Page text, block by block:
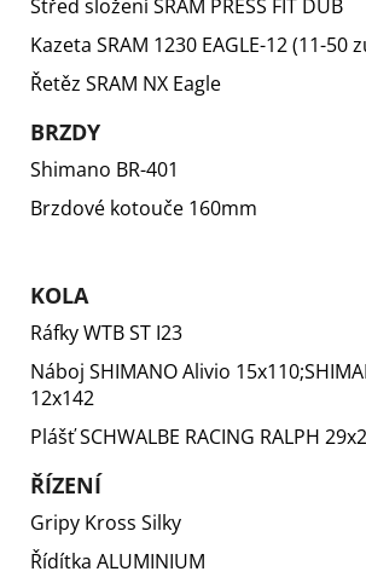
Střed složeníSRAM PRESS FIT DUB
Kazeta SRAM 1230 EAGLE-12 (11-50
Řetěz SRAM NX Eagle
BRZDY
Shimano BR-401
Brzdové kotouče 160mm
KOLA
RáfkyWTB ST I23
Náboj SHIMANO Alivio
12x142
PlášťSCHWALBE RACING RALPH
ŘÍZENÍ
Gripy Kross Silky
Řídítka ALUMINIUM